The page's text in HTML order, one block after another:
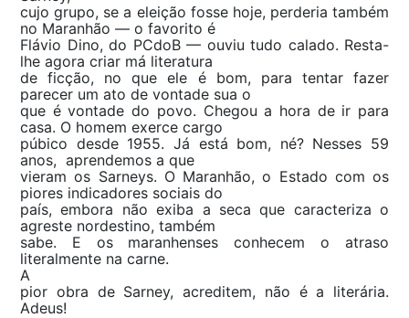
cujo grupo, se a eleição fosse hoje, perderia também
no Maranhão — o favorito é
Flávio Dino, do PCdoB — ouviu tudo calado. Resta-
lhe agora criar má literatura
de ficção, no que ele é bom, para tentar fazer
parecer um ato de vontade sua o
que é vontade do povo. Chegou a hora de ir para
casa. O homem exerce cargo
púbico desde 1955. Já está bom, né? Nesses 59
anos, aprendemos a que
vieram os Sarneys. O Maranhão, o Estado com os
piores indicadores sociais do
país, embora não exiba a seca que caracteriza o
agreste nordestino, também
sabe. E os maranhenses conhecem o atraso
literalmente na carne.
A
pior obra de Sarney, acreditem, não é a literária.
Adeus!